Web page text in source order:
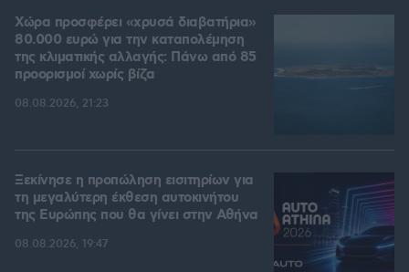
Χώρα προσφέρει «χρυσά διαβατήρια»
80.000 ευρώ για την καταπολέμηση
της κλιματικής αλλαγής: Πάνω από 85
προορισμοί χωρίς βίζα
08.08.2026, 21:23
Ξεκίνησε η προπώληση εισιτηρίων για
τη μεγαλύτερη έκθεση αυτοκινήτου
της Ευρώπης που θα γίνει στην Αθήνα
08.08.2026, 19:47